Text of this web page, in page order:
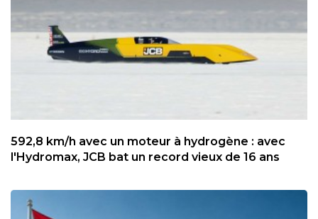
592,8 km/h avec un moteur à hydrogène : avec
l'Hydromax, JCB bat un record vieux de 16 ans